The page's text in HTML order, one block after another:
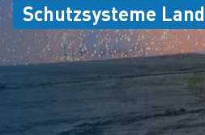
Schutzsysteme Land